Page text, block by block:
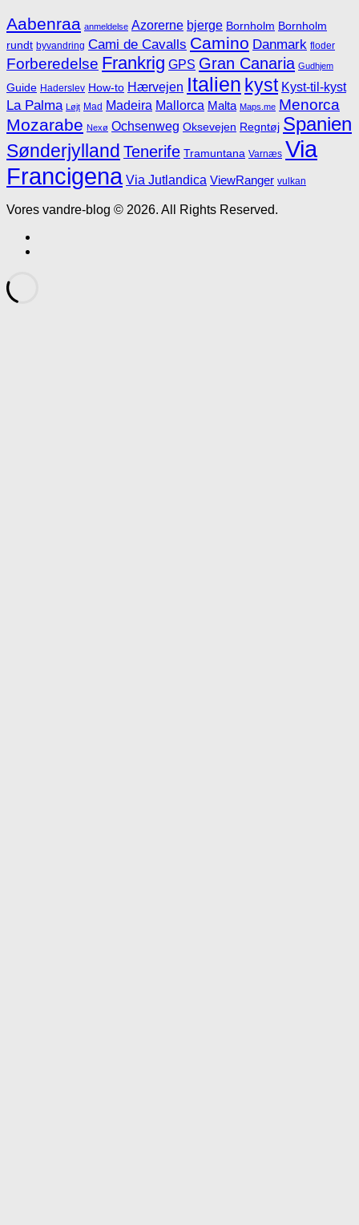
Aabenraa anmeldelse Azorerne bjerge Bornholm Bornholm
rundt byvandring Cami de Cavalls Camino Danmark floder
Forberedelse Frankrig GPS Gran Canaria Gudhjem
Guide Haderslev How-to Hærvejen Italien kyst Kyst-til-kyst
La Palma Løjt Mad Madeira Mallorca Malta Maps.me Menorca
Mozarabe Nexø Ochsenweg Oksevejen Regntøj Spanien
Sønderjylland Tenerife Tramuntana Varnæs Via
Francigena Via Jutlandica ViewRanger vulkan
Vores vandre-blog © 2026. All Rights Reserved.